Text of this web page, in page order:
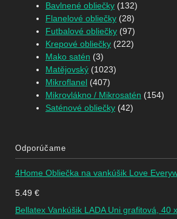
Bavlnené obliečky (132)
Flanelové obliečky (28)
Futbalové obliečky (97)
Krepové obliečky (222)
Mako satén (3)
Matějovský (1023)
Mikroflanel (407)
Mikrovlákno / Mikrosatén (154)
Saténové obliečky (42)
Odporúčame
4Home Obliečka na vankúšik Love Everywhere
5.49 €
Bellatex Vankúšik LADA Uni grafitová, 40